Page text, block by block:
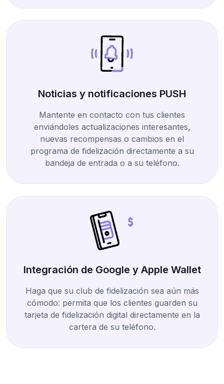
Noticias y notificaciones PUSH
Mantente en contacto con tus clientes
enviándoles actualizaciones interesantes,
nuevas recompensas o cambios en el
programa de fidelización directamente a su
bandeja de entrada o a su teléfono.
Integración de Google y Apple Wallet
Haga que su club de fidelización sea aún más
cómodo: permita que los clientes guarden su
tarjeta de fidelización digital directamente en la
cartera de su teléfono.